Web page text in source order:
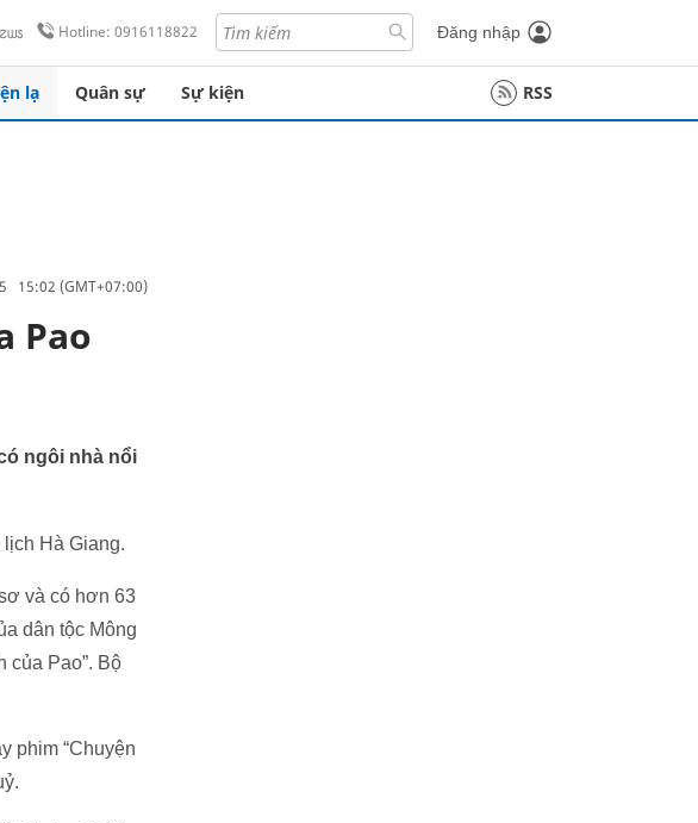
Hotline: 0916118822 Đăng nhập
lạ Quân sự Sự kiện RSS
15:02 (GMT+07:00)
Pao
ngôi nhà nổi
Hà Giang.
và có hơn 63
dân tộc Mông
của Pao”. Bộ
phim “Chuyện